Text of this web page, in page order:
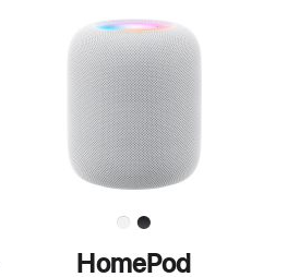
步
了
解
HomePod<
HomePod